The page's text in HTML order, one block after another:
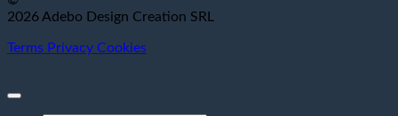
2026 Adebo Design Creation SRL
Terms Privacy Cookies